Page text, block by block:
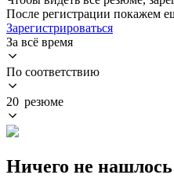
После регистрации покажем
Зарегистрироваться
За всё время
По соответствию
20 резюме
Ничего не нашлось